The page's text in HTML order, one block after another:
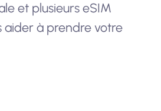
et plusieurs eSIM
aider à prendre votre